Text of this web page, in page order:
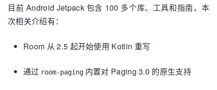
目前 Android Jetpack 包含 100 多个库、工具和指南，本
次相关介绍有：
Room 从 2.5 起开始使用 Kotlin 重写
通过 room-paging 内置对 Paging 3.0 的原生支持